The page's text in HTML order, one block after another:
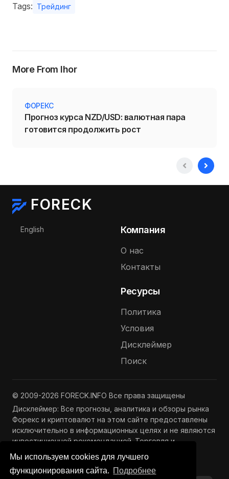
Мы используем cookies для лучшего
функционирования сайта. Подробнее
Tags: Трейдинг
More From Ihor
ФОРЕКС
Прогноз курса NZD/USD: валютная пара
готовится продолжить рост
FORECK
Выберите язык
English Компания
О нас
Контакты
Ресурсы
Политика
Условия
Дисклеймер
Поиск
© 2009-2026 FORECK.INFO Все права защищены
Дисклеймер: Все прогнозы, аналитика и обзоры рынка
Форекс и криптовалют на этом сайте предоставлены
исключительно в информационных целях и не являются
инвестиционной рекомендацией. Торговля и
инвестиции связаны с риском потери капитала.
Подробнее —Полный дисклеймер